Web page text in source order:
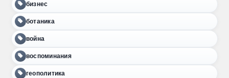
бизнес
ботаника
война
воспоминания
геополитика